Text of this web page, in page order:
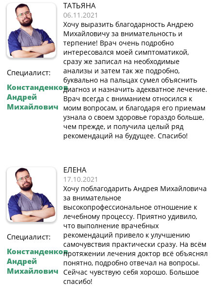
Специалист:
Констанденков
Андрей
Михайлович
ТАТЬЯНА
06.11.2021
Хочу выразить благодарность Андрею
Михайловичу за внимательность и
терпение! Врач очень подробно
интересовался моей симптоматикой,
сразу же записал на необходимые
анализы и затем так же подробно,
буквально на пальцах сумел объяснить
диагноз и назначить адекватное лечение.
Врач всегда с вниманием относился к
моим вопросам, и благодаря его приемам
узнала о своем здоровье гораздо больше,
чем прежде, и получила целый ряд
рекомендаций на будущее. Спасибо!
Специалист:
Констанденков
Андрей
Михайлович
ЕЛЕНА
17.10.2021
Хочу поблагодарить Андрея Михайловича
за внимательное
высокопрофессиональное отношение к
лечебному процессу. Приятно удивило,
что выполнение врачебных
рекомендаций привело к улучшению
самочувствия практически сразу. На всём
протяжении лечения доктор всё объяснял
понятно, подробно отвечал на вопросы.
Сейчас чувствую себя хорошо. Большое
спасибо!